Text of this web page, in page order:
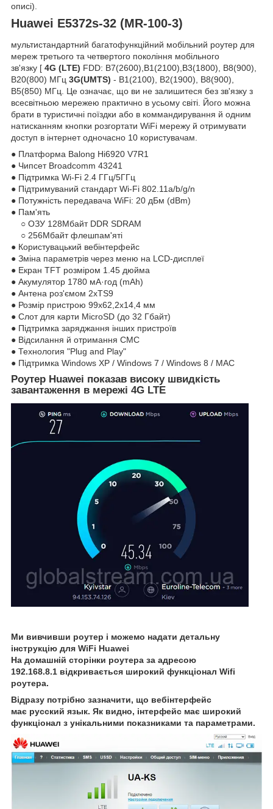
описі).
Huawei E5372s-32 (MR-100-3)
мультистандартний багатофункційний мобільний роутер для
мереж третього та четвертого покоління мобільного
зв'язку [ 4G (LTE) FDD: B7(2600),B1(2100),B3(1800), B8(900),
B20(800) МГц 3G(UMTS) - B1(2100), B2(1900), B8(900),
B5(850) МГц. Це означає, що ви не залишитеся без зв'язку з
всесвітньою мережею практично в усьому світі. Його можна
брати в туристичні поїздки або в коммандирування й одним
натисканням кнопки розгортати WiFi мережу й отримувати
доступ в інтернет одночасно 10 користувачам.
● Платформа Balong Hi6920 V7R1
● Чипсет Broadcomm 43241
● Підтримка Wi-Fi 2.4 ГГц/5ГГц
● Підтримуваний стандарт Wi-Fi 802.11а/b/g/n
● Потужність передавача WiFi: 20 дБм (dBm)
● Пам'ять
○ ОЗУ 128Мбайт DDR SDRAM
○ 256Мбайт флешпам'яті
● Користувацький вебінтерфейс
● Зміна параметрів через меню на LCD-дисплеї
● Екран TFT розміром 1.45 дюйма
● Акумулятор 1780 мА·год (mAh)
● Антена роз'ємом 2хTS9
● Розмір пристрою 99х62,2х14,4 мм
● Слот для карти MicroSD (до 32 Гбайт)
● Підтримка заряджання інших пристроїв
● Відсилання й отримання СМС
● Технология "Plug and Play"
● Підтримка Windows XP / Windows 7 / Windows 8 / MAC
Роутер Huawei показав високу швидкість
завантаження в мережі 4G LTE
Ми вивчивши роутер і можемо надати детальну
інструкцію для WiFi Huawei
На домашній сторінки роутера за адресою
192.168.8.1 відкривається широкий функціонал Wifi
роутера.
Відразу потрібно зазначити, що вебінтерфейс
має русский язык. Як видно, інтерфейс має широкий
функціонал з унікальними показниками та параметрами.